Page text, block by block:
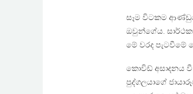
සෑම විටකම
ඔවුන්ගේය.
මේ වරද පැටවීමේ
කොවිඩ් අසාදනය
පුද්ගලයාගේ